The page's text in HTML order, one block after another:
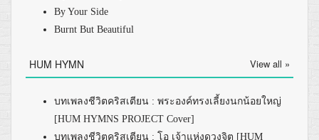
By Your Side
Burnt But Beautiful
HUM HYMN View all »
บทเพลงชีวิตคริสเตียน : พระองค์ทรงเลี้ยงนกน้อยใหญ่
[HUM HYMNS PROJECT Cover]
บทเพลงชีวิตคริสเตียน : โอ เจ้าแห่งดวงจิต [HUM